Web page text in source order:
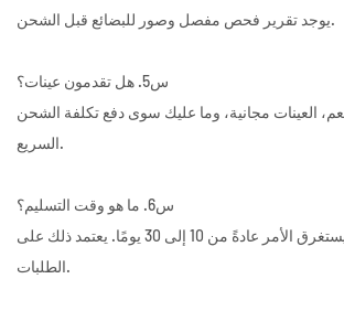
يوجد تقرير فحص مفصل وصور للبضائع قبل الشحن.
س5. هل تقدمون عينات؟
العينات مجانية، وما عليك سوى دفع تكلفة الشحن
السريع.
س6. ما هو وقت التسليم؟
يستغرق الأمر عادةً من 10 إلى 30 يومًا. يعتمد ذلك على
الطلبات.